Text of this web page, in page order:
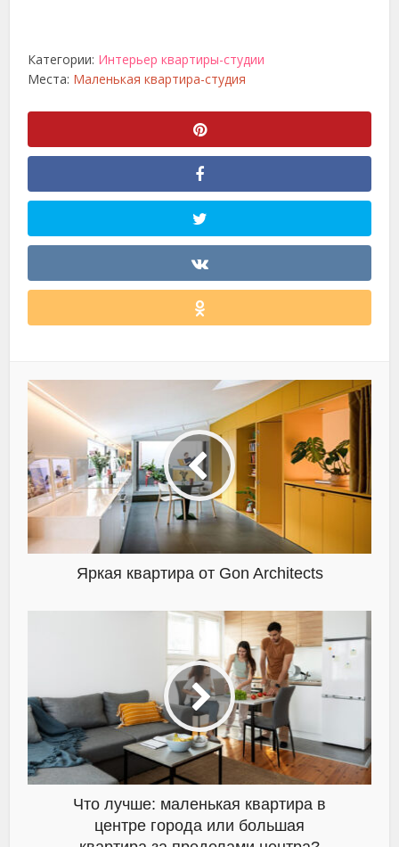
Категории: Интерьер квартиры-студии
Места: Маленькая квартира-студия
Яркая квартира от Gon Architects
Что лучше: маленькая квартира в
центре города или большая